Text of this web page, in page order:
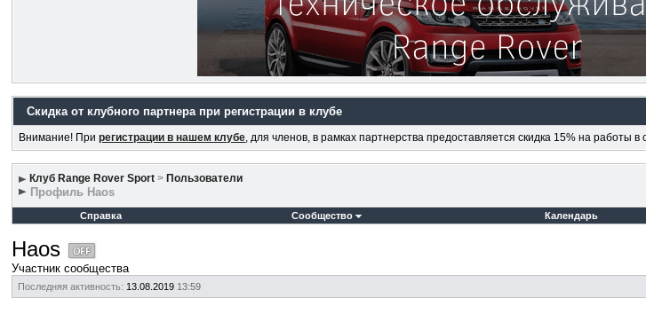
Скидка от клубного партнера при регистрации в клубе
Внимание! Прирегистрации в нашем клубе, для членов, в рамках партнерства предоставляется скидка 15% на работы в
Клуб Range Rover Sport > Пользователи
Профиль Haos
Справка
Сообщество Календарь
Haos
Участник сообщества
Последняя активность: 13.08.2019 13:59